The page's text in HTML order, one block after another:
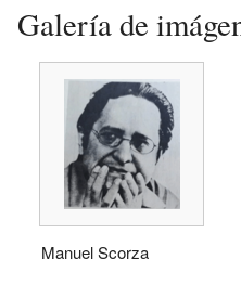
Galería de
Manuel Scorza